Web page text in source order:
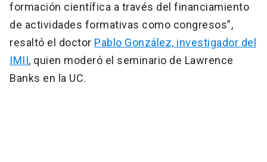
formación científica a través del financiamiento
de actividades formativas como congresos”,
resaltó el doctor Pablo González, investigador del
IMII, quien moderó el seminario de Lawrence
Banks en la UC.